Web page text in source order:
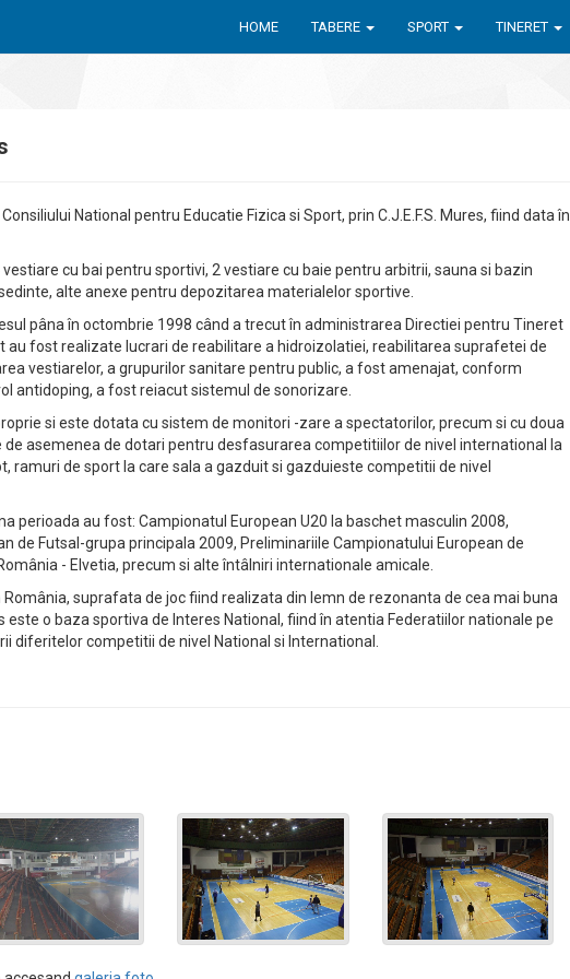
HOME TABERE SPORT TINERET
National pentru Educatie Fizica si Sport, prin C.J.E.F.S. Mures, fiind data în
cu bai pentru sportivi, 2 vestiare cu baie pentru arbitrii, sauna si bazin
alte anexe pentru depozitarea materialelor sportive.
pâna în octombrie 1998 când a trecut în administrarea Directiei pentru Tineret
au fost realizate lucrari de reabilitare a hidroizolatiei, reabilitarea suprafetei de
vestiarelor, a grupurilor sanitare pentru public, a fost amenajat, conform
antidoping, a fost reiacut sistemul de sonorizare.
si este dotata cu sistem de monitori -zare a spectatorilor, precum si cu doua
asemenea de dotari pentru desfasurarea competitiilor de nivel international la
ramuri de sport la care sala a gazduit si gazduieste competitii de nivel
perioada au fost: Campionatul European U20 la baschet masculin 2008,
de Futsal-grupa principala 2009, Preliminariile Campionatului European de
- Elvetia, precum si alte întâlniri internationale amicale.
suprafata de joc fiind realizata din lemn de rezonanta de cea mai buna
este o baza sportiva de Interes National, fiind în atentia Federatiilor nationale pe
diferitelor competitii de nivel National si International.